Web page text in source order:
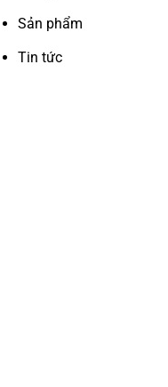
Sản phẩm
Tin tức